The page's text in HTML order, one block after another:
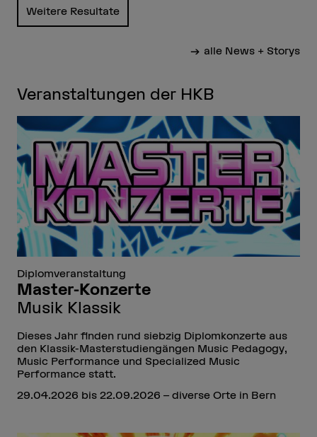
Weitere Resultate
alle News + Storys
Veranstaltungen der HKB
Diplomveranstaltung
Master-Konzerte
Musik Klassik
Dieses Jahr finden rund siebzig Diplomkonzerte aus
den Klassik-Masterstudiengängen Music Pedagogy,
Music Performance und Specialized Music
Performance statt.
29.04.2026 bis 22.09.2026 – diverse Orte in Bern